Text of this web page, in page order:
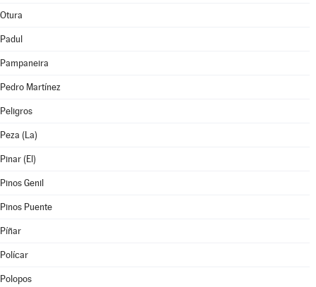
Otura
Padul
Pampaneira
Pedro Martínez
Peligros
Peza (La)
Pinar (El)
Pinos Genil
Pinos Puente
Píñar
Polícar
Polopos